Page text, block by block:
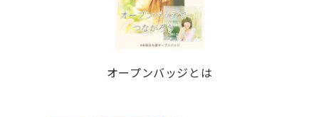
オープンバッジとは